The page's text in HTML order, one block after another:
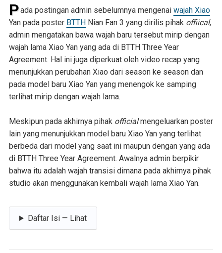
Pada postingan admin sebelumnya mengenai wajah Xiao
Yan pada poster BTTHNian Fan 3 yang dirilis pihak offiical,
admin mengatakan bawa wajah baru tersebut mirip dengan
wajah lama Xiao Yan yang ada di BTTH Three Year
Agreement. Hal ini juga diperkuat oleh video recap yang
menunjukkan perubahan Xiao dari season ke season dan
pada model baru Xiao Yan yang menengok ke samping
terlihat mirip dengan wajah lama.
Meskipun pada akhirnya pihak officialmengeluarkan poster
lain yang menunjukkan model baru Xiao Yan yang terlihat
berbeda dari model yang saat ini maupun dengan yang ada
di BTTH Three Year Agreement. Awalnya admin berpikir
bahwa itu adalah wajah transisi dimana pada akhirnya pihak
studio akan menggunakan kembali wajah lama Xiao Yan.
Daftar Isi — Lihat